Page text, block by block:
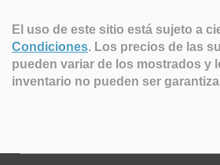
El uso de este sitio está sujeto a
Condiciones. Los precios de las
pueden variar de los mostrados y
inventario no pueden ser